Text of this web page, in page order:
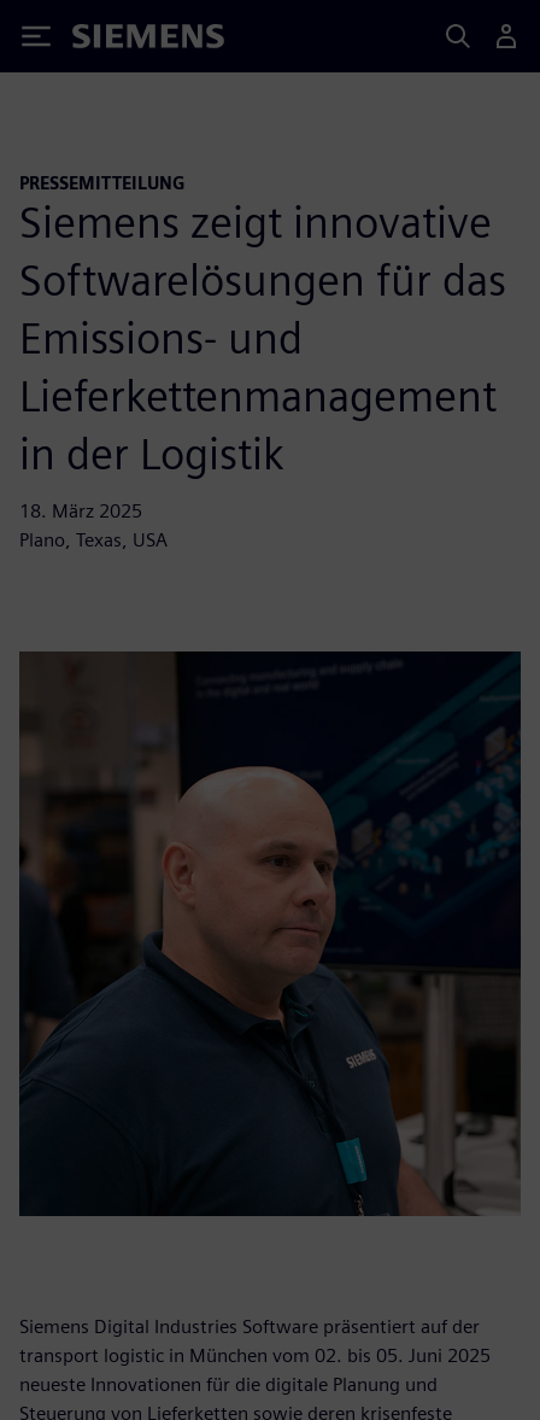
Siemens
PRESSEMITTEILUNG
Siemens zeigt innovative
Softwarelösungen für das
Emissions- und
Lieferkettenmanagement
in der Logistik
18. März 2025
Plano, Texas, USA
Siemens Digital Industries Software präsentiert auf der
transport logistic in München vom 02. bis 05. Juni 2025
neueste Innovationen für die digitale Planung und
Steuerung von Lieferketten sowie deren krisenfeste